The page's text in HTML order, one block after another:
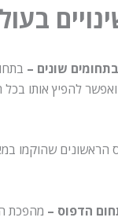
שונים –
להפיץ אותו
הדפוס – מהפכת